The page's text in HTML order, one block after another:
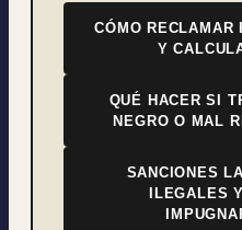
CÓMO RECLAMAR
Y
QUÉ HACER SI
NEGRO O MAL
SANCIONES
ILEGALES